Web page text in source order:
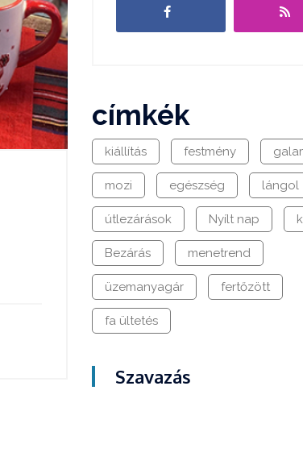
címkék
kiállítás festmény
mozi egészség lángol
útlezárások Nyílt nap
Bezárás menetrend
üzemanyagár fertőzött
fa ültetés
Szavazás